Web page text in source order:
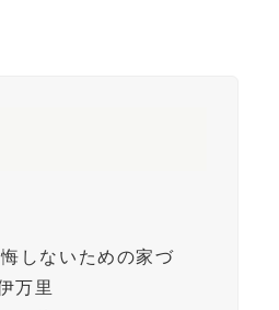
しないための家づ
万里